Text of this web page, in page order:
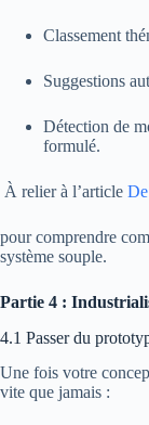
Classement
Suggestions
Détection de
formulé.
À relier à l’article
pour comprendre
système souple.
Partie 4 :
4.1 Passer du
Une fois votre
vite que jamais :